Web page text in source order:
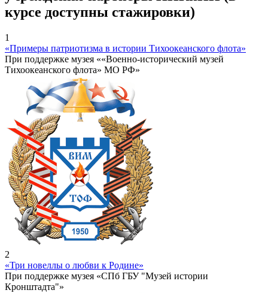
курсе доступны стажировки)
1
«Примеры патриотизма в истории Тихоокеанского флота»
При поддержке музея ««Военно-исторический музей
Тихоокеанского флота» МО РФ»
2
«Три новеллы о любви к Родине»
При поддержке музея «СПб ГБУ "Музей истории
Кронштадта"»